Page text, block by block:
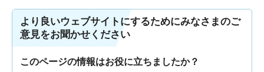
より良いウェブサイトにするためにみなさまのご
意見をお聞かせください
このページの情報はお役に立ちましたか？